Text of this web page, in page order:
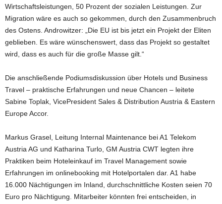
Wirtschaftsleistungen, 50 Prozent der sozialen Leistungen. Zur
Migration wäre es auch so gekommen, durch den Zusammenbruch
des Ostens. Androwitzer: „Die EU ist bis jetzt ein Projekt der Eliten
geblieben. Es wäre wünschenswert, dass das Projekt so gestaltet
wird, dass es auch für die große Masse gilt.“
Die anschließende Podiumsdiskussion über Hotels und Business
Travel – praktische Erfahrungen und neue Chancen – leitete
Sabine Toplak, VicePresident Sales & Distribution Austria & Eastern
Europe Accor.
Markus Grasel, Leitung Internal Maintenance bei A1 Telekom
Austria AG und Katharina Turlo, GM Austria CWT legten ihre
Praktiken beim Hoteleinkauf im Travel Management sowie
Erfahrungen im onlinebooking mit Hotelportalen dar. A1 habe
16.000 Nächtigungen im Inland, durchschnittliche Kosten seien 70
Euro pro Nächtigung. Mitarbeiter könnten frei entscheiden, in